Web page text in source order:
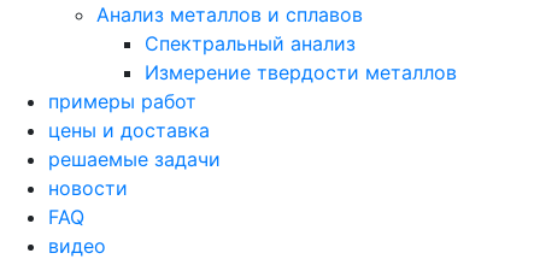
Анализ металлов и сплавов
Спектральный анализ
Измерение твердости металлов
примеры работ
цены и доставка
решаемые задачи
новости
FAQ
видео